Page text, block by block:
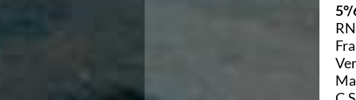
Calendario Nazionale Fondo